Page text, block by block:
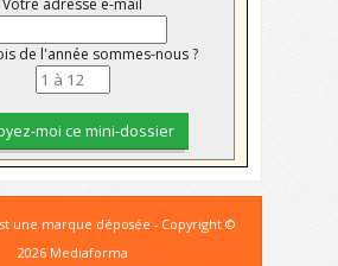
Votre adresse e-mail
de l'année sommes-nous ?
une marque déposée - Copyright ©
2026 Mediaforma